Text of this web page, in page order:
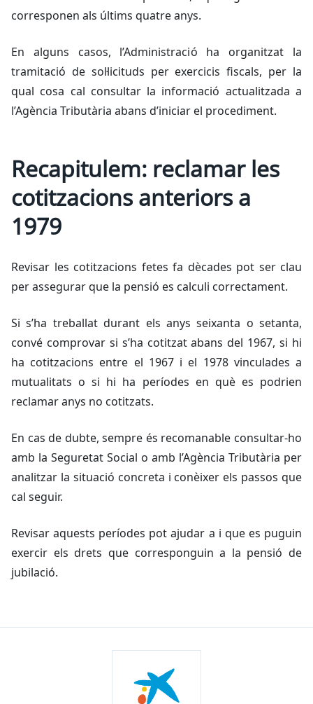
corresponen als últims quatre anys.
En alguns casos, l’Administració ha organitzat la
tramitació de sol·licituds per exercicis fiscals, per la
qual cosa cal consultar la informació actualitzada a
l’Agència Tributària abans d’iniciar el procediment.
Recapitulem: reclamar les
cotitzacions anteriors a
1979
Revisar les cotitzacions fetes fa dècades pot ser clau
per assegurar que la pensió es calculi correctament.
Si s’ha treballat durant els anys seixanta o setanta,
convé comprovar si s’ha cotitzat abans del 1967, si hi
ha cotitzacions entre el 1967 i el 1978 vinculades a
mutualitats o si hi ha períodes en què es podrien
reclamar anys no cotitzats.
En cas de dubte, sempre és recomanable consultar-ho
amb la Seguretat Social o amb l’Agència Tributària per
analitzar la situació concreta i conèixer els passos que
cal seguir.
Revisar aquests períodes pot ajudar a i que es puguin
exercir els drets que corresponguin a la pensió de
jubilació.